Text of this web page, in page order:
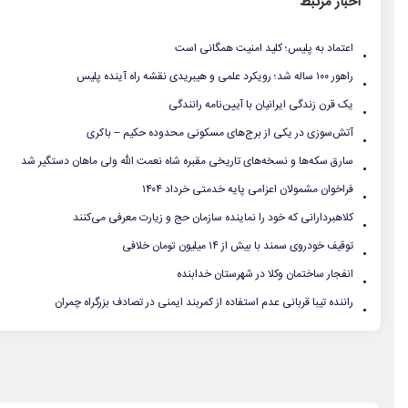
. اعتماد به پلیس؛ کلید امنیت همگانی است
. راهور ۱۰۰ ساله شد؛ رویکرد علمی و هیبریدی نقشه راه آینده پلیس
. یک قرن زندگی ایرانیان با آیین‌نامه رانندگی
. آتش‌سوزی در یکی از برج‌های مسکونی محدوده حکیم – باکری
. سارق سکه‌ها و نسخه‌های تاریخی مقبره شاه نعمت الله ولی ماهان دستگیر شد
. فراخوان مشمولان اعزامی پایه خدمتی خرداد ۱۴۰۴
. کلاهبردارانی که خود را نماینده سازمان حج و زیارت معرفی می‌کنند
. توقیف خودروی سمند با بیش از ۱۴ میلیون تومان خلافی
. انفجار ساختمان وکلا در شهرستان خدابنده
. راننده تیبا قربانی عدم استفاده از کمربند ایمنی در تصادف بزرگراه چمران